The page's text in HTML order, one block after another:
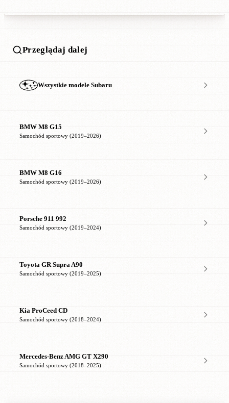
Przeglądaj dalej
Wszystkie modele Subaru
BMW M8 G15
Samochód sportowy (2019–2026)
BMW M8 G16
Samochód sportowy (2019–2026)
Porsche 911 992
Samochód sportowy (2019–2024)
Toyota GR Supra A90
Samochód sportowy (2019–2025)
Kia ProCeed CD
Samochód sportowy (2018–2024)
Mercedes-Benz AMG GT X290
Samochód sportowy (2018–2025)